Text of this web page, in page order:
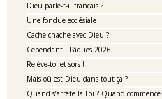
Dieu parle-t-il français ?
Une fondue ecclésiale
Cache-chache avec Dieu ?
Cependant ! Pâques 2026
Relève-toi et sors !
Mais où est Dieu dans tout ça ?
Quand s’arrête la Loi ? Quand